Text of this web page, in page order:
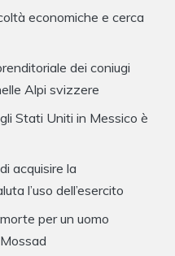
economiche e cerca
dei coniugi
Alpi svizzere
Stati Uniti in Messico è
acquisire la
l’uso dell’esercito
per un uomo